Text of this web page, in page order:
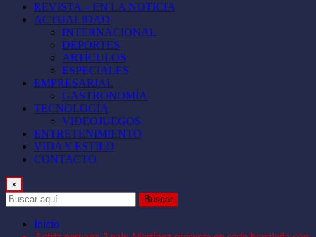
REVISTA – EN LA NOTICIA
ACTUALIDAD
INTERNACIONAL
DEPORTES
ARTÍCULOS
ESPECIALES
EMPRESARIAL
GASTRONOMÍA
TECNOLOGÍA
VIDEOJUEGOS
ENTRETENIMIENTO
VIDA Y ESTILO
CONTACTO
×
Buscar
Inicio